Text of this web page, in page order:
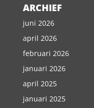
ARCHIEF
juni 2026
april 2026
februari 2026
januari 2026
april 2025
januari 2025